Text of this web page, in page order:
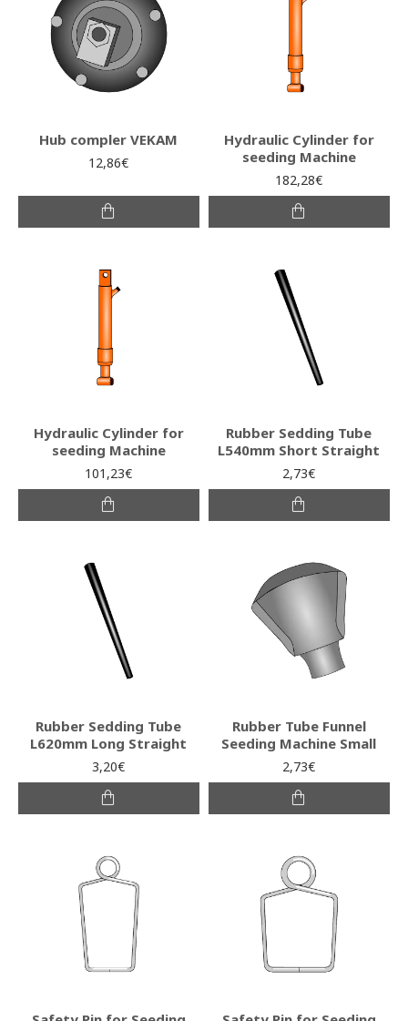
Hub compler VEKAM
12,86€
Hydraulic Cylinder for
seeding Machine
182,28€
Hydraulic Cylinder for
seeding Machine
101,23€
Rubber Sedding Tube
L540mm Short Straight
2,73€
Rubber Sedding Tube
L620mm Long Straight
3,20€
Rubber Tube Funnel
Seeding Machine Small
2,73€